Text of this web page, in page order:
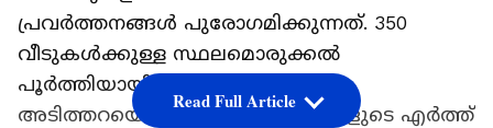
പ്രവര്‍ത്തനങ്ങള്‍ പുരോഗമിക്കുന്നത്. 350
വീടുകള്‍ക്കുള്ള സ്ഥലമൊരുക്കല്‍
പൂര്‍ത്തിയായി. 332 വീടുകളുടെ
അടിത്തറയൊരുക്കലും 331 വീടുകളുടെ എര്‍ത്ത്
Read Full Article